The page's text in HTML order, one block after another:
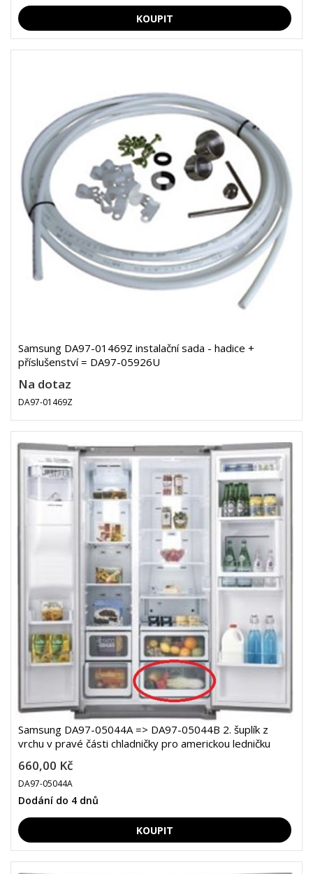
Samsung DA97-01469Z instalační sada - hadice +
příslušenství = DA97-05926U
Na dotaz
DA97-01469Z
Samsung DA97-05044A => DA97-05044B 2. šuplík z
vrchu v pravé části chladničky pro americkou ledničku
660,00 Kč
DA97-05044A
Dodání do 4 dnů